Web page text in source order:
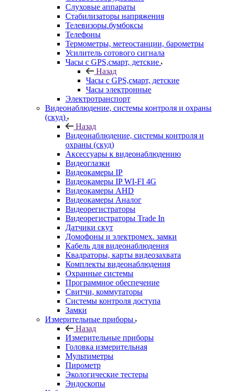
Слуховые аппараты
Стабилизаторы напряжения
Телевизоры.бумбоксы
Телефоны
Термометры, метеостанции, барометры
Усилитель сотового сигнала
Часы с GPS,смарт, детские
Назад
Часы с GPS,смарт, детские
Часы электронные
Электротранспорт
Видеонаблюдение, системы контроля и охраны
(скуд)
Назад
Видеонаблюдение, системы контроля и
охраны (скуд)
Аксессуары к видеонаблюдению
Видеоглазки
Видеокамеры IP
Видеокамеры IP WI-FI 4G
Видеокамеры AHD
Видеокамеры Аналог
Видеорегистраторы
Видеорегистраторы Trade In
Датчики скут
Домофоны и электромех. замки
Кабель для видеонаблюдения
Квадраторы, карты видеозахвата
Комплекты видеонаблюдения
Охранные системы
Программное обеспечение
Свитчи, коммутаторы
Системы контроля доступа
Замки
Измерительные приборы
Назад
Измерительные приборы
Головка измерительная
Мультиметры
Пирометр
Экологические тестеры
Эндоскопы